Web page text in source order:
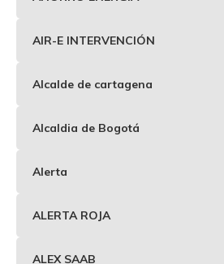
AIR-E INTERVENCIÓN
Alcalde de cartagena
Alcaldia de Bogotá
Alerta
ALERTA ROJA
ALEX SAAB